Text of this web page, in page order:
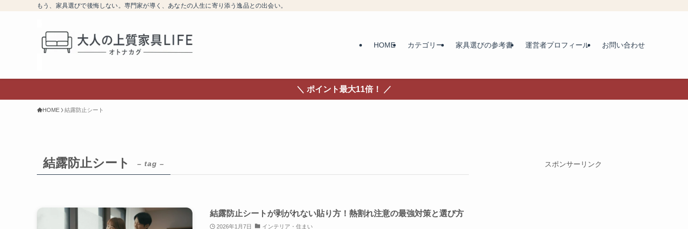
もう、家具選びで後悔しない。専門家が導く、あなたの人生に寄り添う逸品との出会い。
HOME カテゴリー 家具選びの参考書 運営者プロフィール お問い合わせ
＼ ポイント最大11倍！ ／
HOME 結露防止シート
結露防止シート – tag –
結露防止シートが剥がれない貼り方！熱割れ注意の最強対策と選び方
2026年1月7日 インテリア・住まい
スポンサーリンク